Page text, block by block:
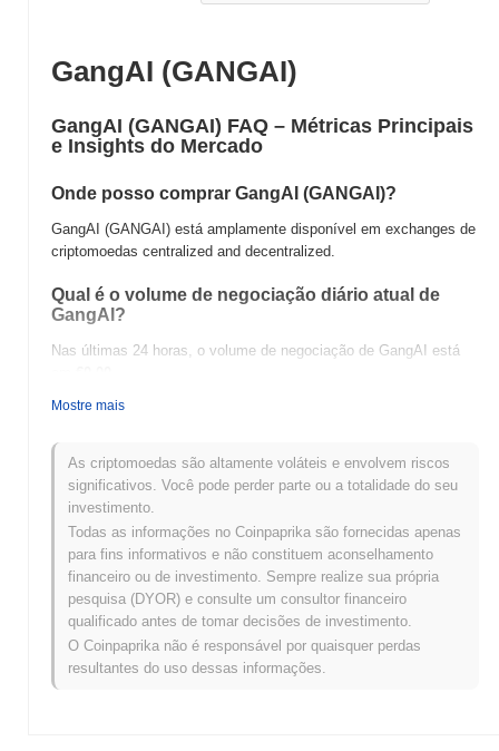
GangAI (GANGAI)
GangAI (GANGAI) FAQ – Métricas Principais
e Insights do Mercado
Onde posso comprar GangAI (GANGAI)?
GangAI (GANGAI) está amplamente disponível em exchanges de
criptomoedas centralized and decentralized.
Qual é o volume de negociação diário atual de
GangAI?
Nas últimas 24 horas, o volume de negociação de GangAI está
Qual é o histórico da faixa de preço de GangAI?
Máxima Histórica (ATH):
Mínima Histórica (ATL):
€0.00
Como GangAI está se desempenhando em
comparação com o mercado cripto mais amplo?
Nos últimos 7 dias, GangAI ganhou 0.00%, ficando abaixo do
mercado cripto geral que registrou um ganho de
indica um atraso temporário na ação de preço de GANGAI em
Mostre mais
As criptomoedas são altamente voláteis e envolvem riscos
significativos. Você pode perder parte ou a totalidade do seu
investimento.
Todas as informações no Coinpaprika são fornecidas apenas
para fins informativos e não constituem aconselhamento
financeiro ou de investimento. Sempre realize sua própria
pesquisa (DYOR) e consulte um consultor financeiro
qualificado antes de tomar decisões de investimento.
O Coinpaprika não é responsável por quaisquer perdas
resultantes do uso dessas informações.